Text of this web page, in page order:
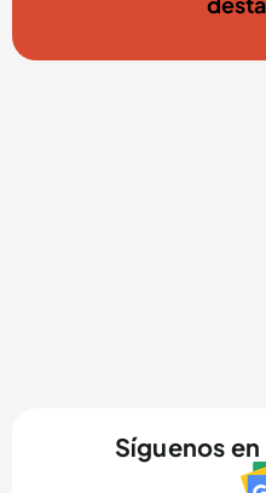
Síguenos